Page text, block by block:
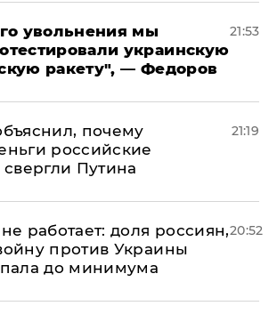
увольнения мы
украинскую
ракету", — Федоров
21:53
почему
российские
Путина
21:19
работает: доля россиян,
против Украины
до минимума
20:52